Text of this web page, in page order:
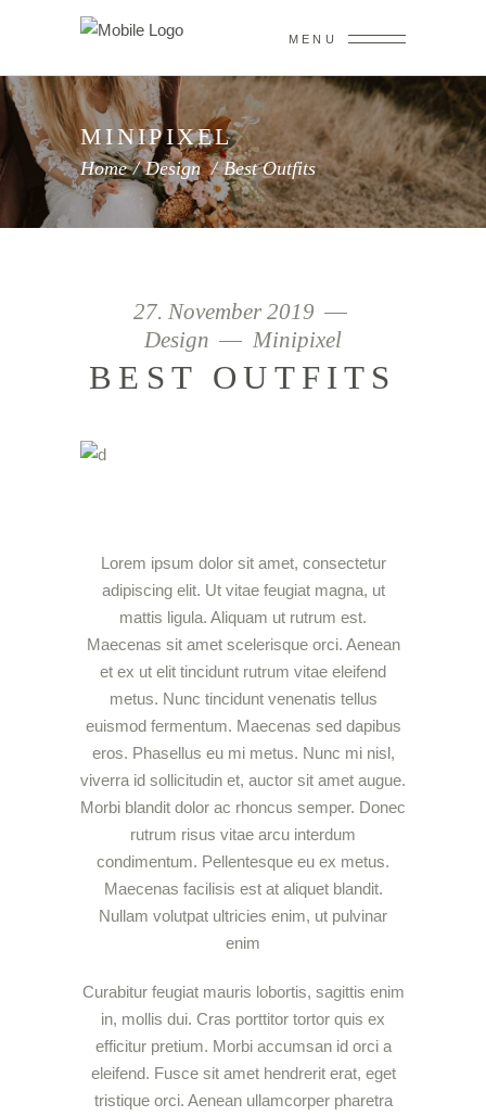
MENU
MINIPIXEL
Home/Design/Best Outfits
27. November 2019
Design
Minipixel
BEST OUTFITS
Lorem ipsum dolor sit amet, consectetur
adipiscing elit. Ut vitae feugiat magna, ut
mattis ligula. Aliquam ut rutrum est.
Maecenas sit amet scelerisque orci. Aenean
et ex ut elit tincidunt rutrum vitae eleifend
metus. Nunc tincidunt venenatis tellus
euismod fermentum. Maecenas sed dapibus
eros. Phasellus eu mi metus. Nunc mi nisl,
viverra id sollicitudin et, auctor sit amet augue.
Morbi blandit dolor ac rhoncus semper. Donec
rutrum risus vitae arcu interdum
condimentum. Pellentesque eu ex metus.
Maecenas facilisis est at aliquet blandit.
Nullam volutpat ultricies enim, ut pulvinar
enim
Curabitur feugiat mauris lobortis, sagittis enim
in, mollis dui. Cras porttitor tortor quis ex
efficitur pretium. Morbi accumsan id orci a
eleifend. Fusce sit amet hendrerit erat, eget
tristique orci. Aenean ullamcorper pharetra